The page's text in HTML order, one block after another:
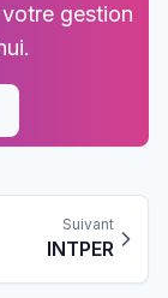
gestion
Suivant
INTPER